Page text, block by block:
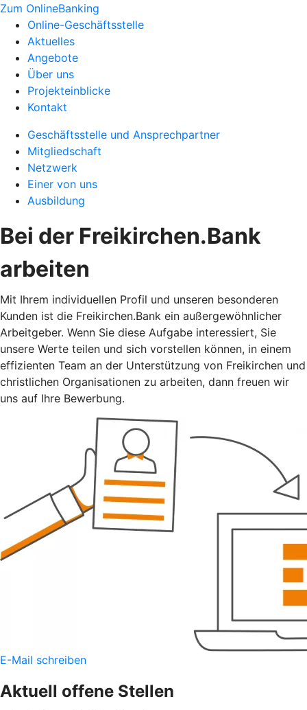
Zum OnlineBanking
Online-Geschäftsstelle
Aktuelles
Angebote
Über uns
Projekteinblicke
Kontakt
Geschäftsstelle und Ansprechpartner
Mitgliedschaft
Netzwerk
Einer von uns
Ausbildung
Bei der Freikirchen.Bank
arbeiten
Mit Ihrem individuellen Profil und unseren besonderen
Kunden ist die Freikirchen.Bank ein außergewöhnlicher
Arbeitgeber. Wenn Sie diese Aufgabe interessiert, Sie
unsere Werte teilen und sich vorstellen können, in einem
effizienten Team an der Unterstützung von Freikirchen und
christlichen Organisationen zu arbeiten, dann freuen wir
uns auf Ihre Bewerbung.
E-Mail schreiben
Aktuell offene Stellen